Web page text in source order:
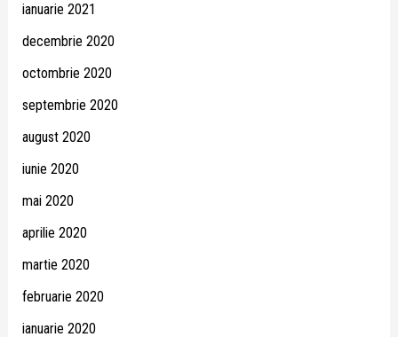
ianuarie 2021
decembrie 2020
octombrie 2020
septembrie 2020
august 2020
iunie 2020
mai 2020
aprilie 2020
martie 2020
februarie 2020
ianuarie 2020